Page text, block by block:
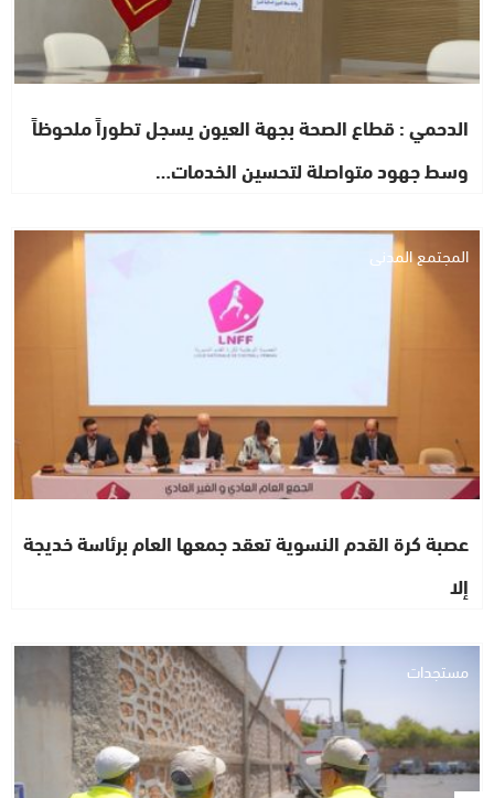
الدحمي : قطاع الصحة بجهة العيون يسجل تطوراً ملحوظاً
وسط جهود متواصلة لتحسين الخدمات…
المجتمع المدني
عصبة كرة القدم النسوية تعقد جمعها العام برئاسة خديجة
إلا
مستجدات